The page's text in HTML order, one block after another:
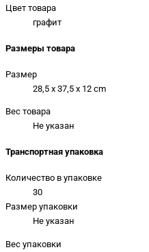
Цвет товара
графит
Размеры товара
Размер
28,5 x 37,5 x 12 cm
Вес товара
Не указан
Транспортная упаковка
Количество в упаковке
30
Размер упаковки
Не указан
Вес упаковки